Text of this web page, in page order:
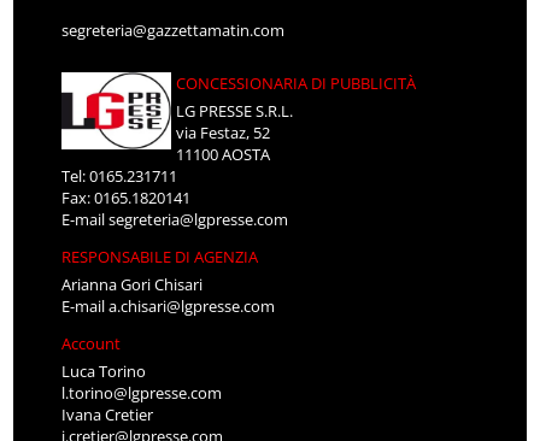
segreteria@gazzettamatin.com
CONCESSIONARIA DI PUBBLICITÀ
LG PRESSE S.R.L.
via Festaz, 52
11100 AOSTA
Tel: 0165.231711
Fax: 0165.1820141
E-mailsegreteria@lgpresse.com
RESPONSABILE DI AGENZIA
Arianna Gori Chisari
E-maila.chisari@lgpresse.com
Account
Luca Torino
l.torino@lgpresse.com
Ivana Cretier
i.cretier@lgpresse.com